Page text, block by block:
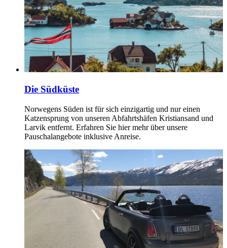
Die Südküste
Norwegens Süden ist für sich einzigartig und nur einen
Katzensprung von unseren Abfahrtshäfen Kristiansand und
Larvik entfernt. Erfahren Sie hier mehr über unsere
Pauschalangebote inklusive Anreise.